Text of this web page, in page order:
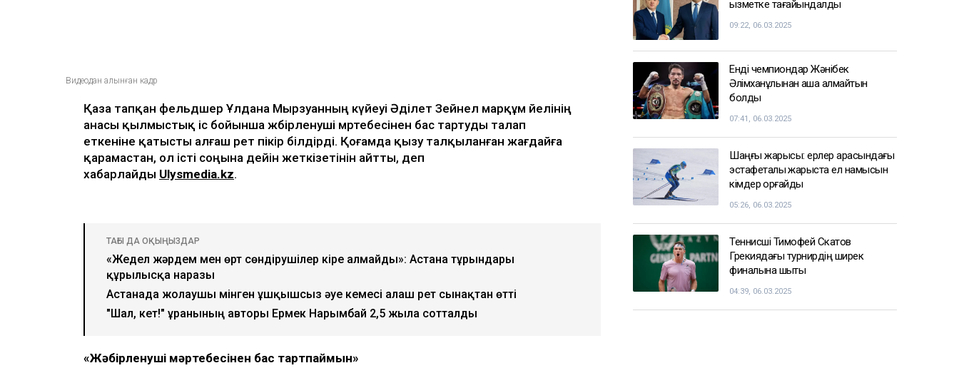
Видеодан алынған кадр
Қаза тапқан фельдшер Ұлдана Мырзуанның күйеуі Әділет Зейнел марқұм әйелінің
анасы қылмыстық іс бойынша жәбірленуші мәртебесінен бас тартуды талап
еткеніне қатысты алғаш рет пікір білдірді. Қоғамда қызу талқыланған жағдайға
Аймаханнан 10 млрд теңге өтемақы
талап етілді
Сатыбалдының ұлына тиесілі
болған базар алты рет аукционға
шығарылып, ақыры сатылды
СПОРТ ЖАҢАЛЫҚТАРЫ
Балуан Ұлан Рысқұл басшылық
09:22, 06.03.2025
Әлімханұлынан қаша алмайтын
болды